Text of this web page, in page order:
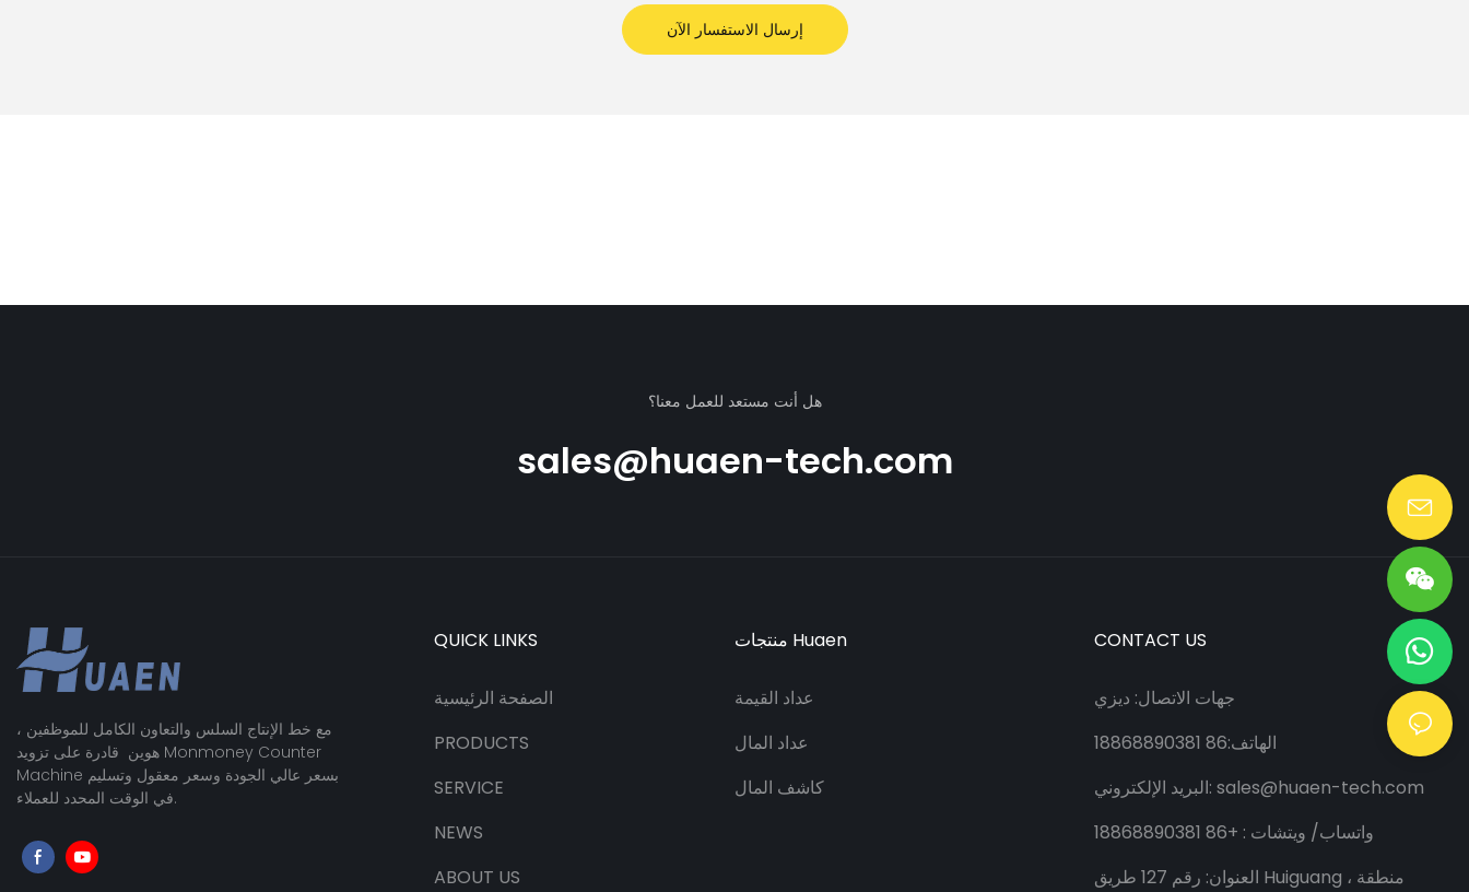
إرسال الاستفسار الآن
هل أنت مستعد للعمل معنا؟
sales@huaen-tech.com
مع خط الإنتاج السلس والتعاون الكامل للموظفين ،
هوين قادرة على تزويد Monmoney Counter
Machine بسعر عالي الجودة وسعر معقول وتسليم
في الوقت المحدد للعملاء.
QUICK LINKS
الصفحة الرئيسية
PRODUCTS
SERVICE
NEWS
ABOUT US
منتجات Huaen
عداد القيمة
عداد المال
كاشف المال
CONTACT US
جهات الاتصال: ديزي
الهاتف:86 18868890381
البريد الإلكتروني: sales@huaen-tech.com
واتساب/ ويتشات : +86 18868890381
العنوان: رقم 127 طريق Huiguang ، منطقة